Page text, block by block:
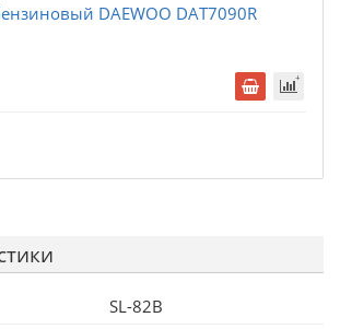
DAEWOO DAT7090R
SL-82B